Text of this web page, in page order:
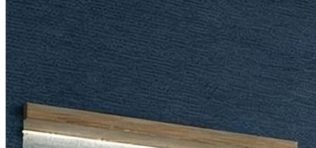
10h00 - 13h00
14h00 - 19h00
Samedi
10h00 - 13h00
14h00 - 19h00
Dimanche
Fermé